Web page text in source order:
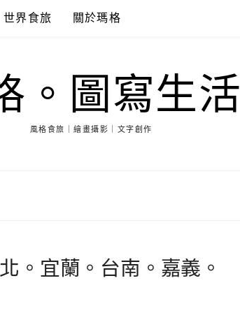
世界食旅 關於瑪格
。圖寫生活
風格食旅｜繪畫攝影｜文字創作
。宜蘭。台南。嘉義。